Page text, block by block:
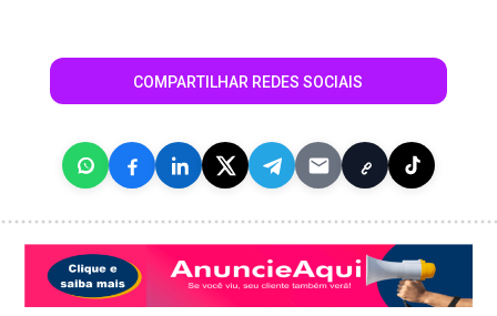
COMPARTILHAR REDES SOCIAIS